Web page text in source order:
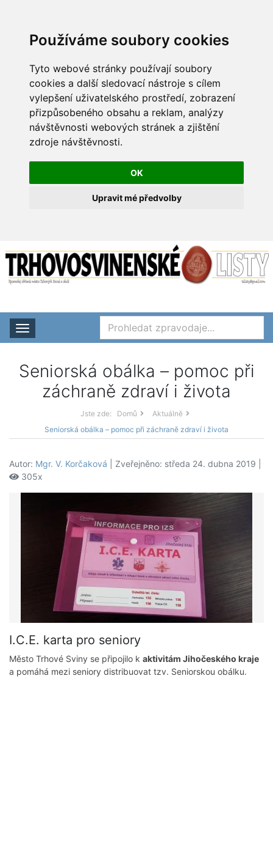
Používáme soubory cookies
Tyto webové stránky používají soubory
cookies a další sledovací nástroje s cílem
vylepšení uživatelského prostředí, zobrazení
přizpůsobeného obsahu a reklam, analýzy
návštěvnosti webových stránek a zjištění
zdroje návštěvnosti.
OK
Upravit mé předvolby
Rozbalit nabídku
Seniorská obálka – pomoc při
záchraně zdraví i života
Jste zde: Domů
Aktuálně
Seniorská obálka – pomoc při záchraně zdraví i života
Autor: Mgr. V. Korčaková | Zveřejněno: středa 24. dubna 2019 |
305x
I.C.E. karta pro seniory
Město Trhové Sviny se připojilo k aktivitám Jihočeského kraje
a pomáhá mezi seniory distribuovat tzv. Seniorskou obálku.